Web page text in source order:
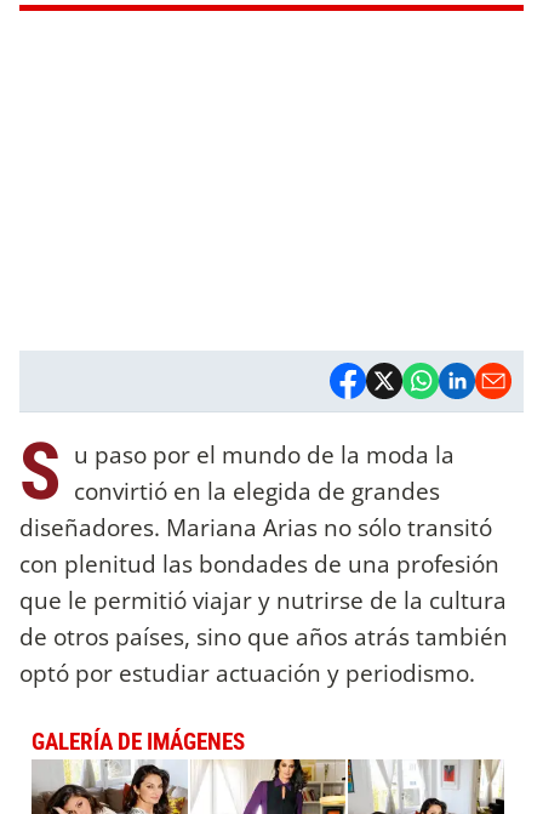
S u paso por el mundo de la moda la
convirtió en la elegida de grandes
diseñadores. Mariana Arias no sólo transitó
con plenitud las bondades de una profesión
que le permitió viajar y nutrirse de la cultura
de otros países, sino que años atrás también
optó por estudiar actuación y periodismo.
GALERÍA DE IMÁGENES